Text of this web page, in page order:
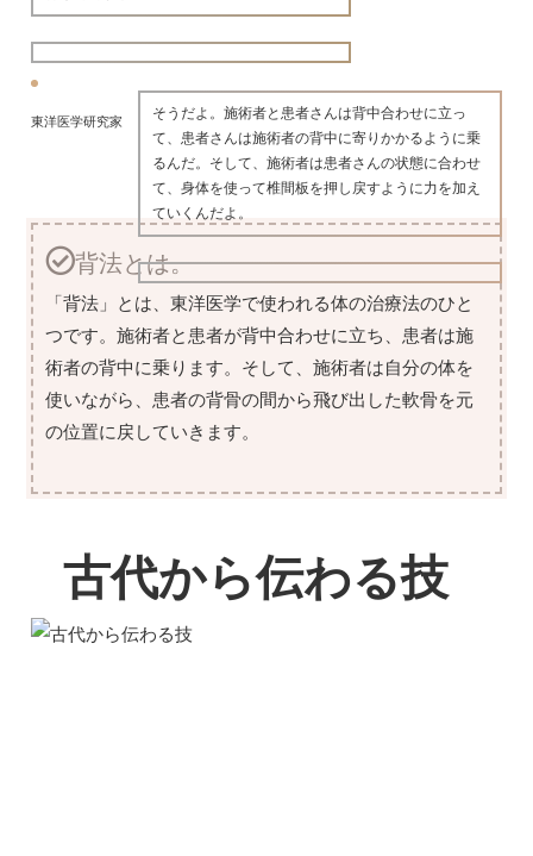
東洋医学研究家
そうだよ。施術者と患者さんは背中合わせに立っ
て、患者さんは施術者の背中に寄りかかるように乗
るんだ。そして、施術者は患者さんの状態に合わせ
て、身体を使って椎間板を押し戻すように力を加え
ていくんだよ。
背法とは。
「背法」とは、東洋医学で使われる体の治療法のひと
つです。施術者と患者が背中合わせに立ち、患者は施
術者の背中に乗ります。そして、施術者は自分の体を
使いながら、患者の背骨の間から飛び出した軟骨を元
の位置に戻していきます。
古代から伝わる技